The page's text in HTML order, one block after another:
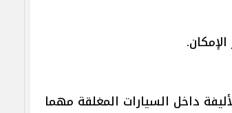
داخل السيارات المغلقة مهما